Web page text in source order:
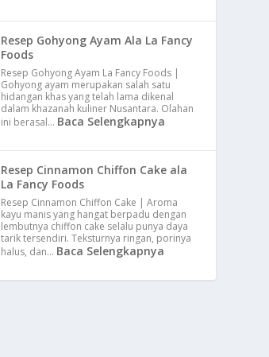
Resep Gohyong Ayam Ala La Fancy
Foods
Resep Gohyong Ayam La Fancy Foods |
Gohyong ayam merupakan salah satu
hidangan khas yang telah lama dikenal
dalam khazanah kuliner Nusantara. Olahan
ini berasal… Baca Selengkapnya
Resep Cinnamon Chiffon Cake ala
La Fancy Foods
Resep Cinnamon Chiffon Cake | Aroma
kayu manis yang hangat berpadu dengan
lembutnya chiffon cake selalu punya daya
tarik tersendiri. Teksturnya ringan, porinya
halus, dan… Baca Selengkapnya